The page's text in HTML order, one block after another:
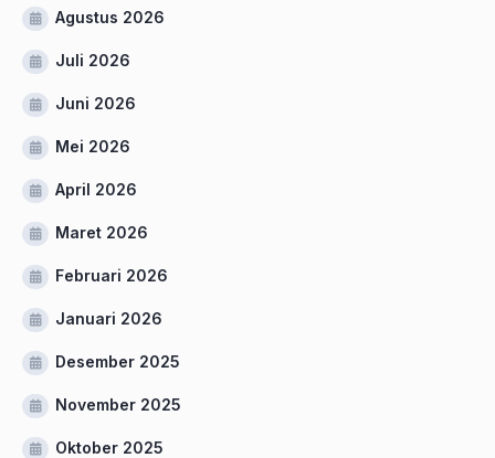
Agustus 2026
Juli 2026
Juni 2026
Mei 2026
April 2026
Maret 2026
Februari 2026
Januari 2026
Desember 2025
November 2025
Oktober 2025